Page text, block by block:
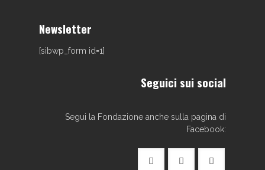
Newsletter
[sibwp_form id=1]
Seguici sui social
Segui la Fondazione anche sulla pagina di
Facebook: